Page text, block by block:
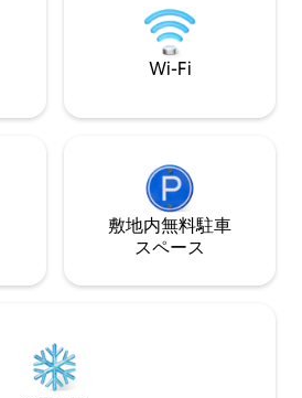
park、
Seattle、
Storm #Reign
Wi-Fi
敷地内無料駐⁠車
ス⁠ペ⁠ー⁠ス